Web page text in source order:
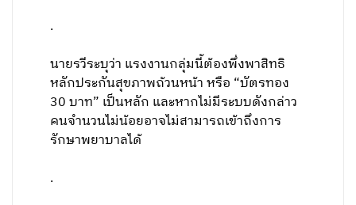
.
นายรวีระบุว่า แรงงานกลุ่มนี้ต้องพึ่งพาสิทธิ
หลักประกันสุขภาพถ้วนหน้า หรือ “บัตรทอง
30 บาท” เป็นหลัก และหากไม่มีระบบดังกล่าว
คนจำนวนไม่น้อยอาจไม่สามารถเข้าถึงการ
รักษาพยาบาลได้
.